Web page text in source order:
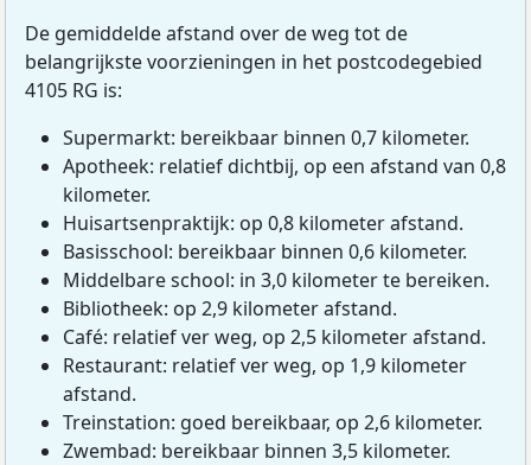
De gemiddelde afstand over de weg tot de
belangrijkste voorzieningen in het postcodegebied
4105 RG is:
Supermarkt: bereikbaar binnen 0,7 kilometer.
Apotheek: relatief dichtbij, op een afstand van 0,8
kilometer.
Huisartsenpraktijk: op 0,8 kilometer afstand.
Basisschool: bereikbaar binnen 0,6 kilometer.
Middelbare school: in 3,0 kilometer te bereiken.
Bibliotheek: op 2,9 kilometer afstand.
Café: relatief ver weg, op 2,5 kilometer afstand.
Restaurant: relatief ver weg, op 1,9 kilometer
afstand.
Treinstation: goed bereikbaar, op 2,6 kilometer.
Zwembad: bereikbaar binnen 3,5 kilometer.